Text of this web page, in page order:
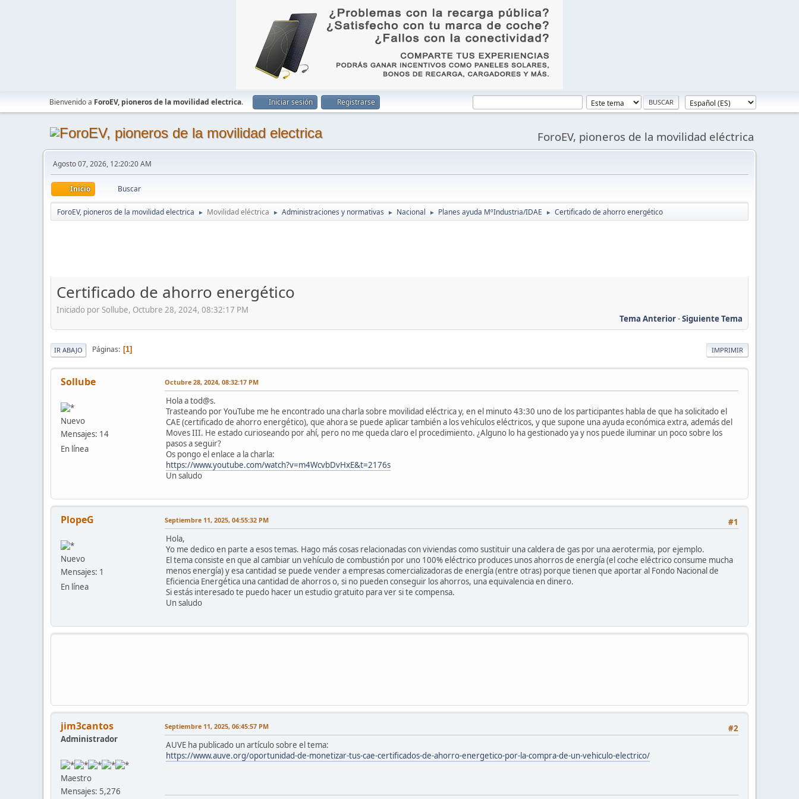
Bienvenido a ForoEV, pioneros de la movilidad electrica. Iniciar sesión Registrarse
ForoEV, pioneros de la movilidad eléctrica
Agosto 07, 2026, 12:20:20 AM
Inicio Buscar
ForoEV, pioneros de la movilidad electrica ► Movilidad eléctrica ► Administraciones y normativas ► Nacional ► Planes ayuda MºIndustria/IDAE ► Certificado de ahorro energético
Certificado de ahorro energético
Iniciado por Sollube, Octubre 28, 2024, 08:32:17 PM
Tema Anterior-Siguiente Tema
IMPRIMIR
IR ABAJO Páginas 1
Sollube
Nuevo
Mensajes: 14
En línea
Octubre 28, 2024, 08:32:17 PM
Hola a tod@s.
Trasteando por YouTube me he encontrado una charla sobre movilidad eléctrica y, en el minuto 43:30 uno de los participantes habla de que ha solicitado el
CAE (certificado de ahorro energético), que ahora se puede aplicar también a los vehículos eléctricos, y que supone una ayuda económica extra, además del
Moves III. He estado curioseando por ahí, pero no me queda claro el procedimiento. ¿Alguno lo ha gestionado ya y nos puede iluminar un poco sobre los
pasos a seguir?
Os pongo el enlace a la charla:
https://www.youtube.com/watch?v=m4WcvbDvHxE&t=2176s
Un saludo
PlopeG
Nuevo
Mensajes: 1
En línea
#1
Septiembre 11, 2025, 04:55:32 PM
Hola,
Yo me dedico en parte a esos temas. Hago más cosas relacionadas con viviendas como sustituir una caldera de gas por una aerotermia, por ejemplo.
El tema consiste en que al cambiar un vehículo de combustión por uno 100% eléctrico produces unos ahorros de energía (el coche eléctrico consume mucha
menos energía) y esa cantidad se puede vender a empresas comercializadoras de energía (entre otras) porque tienen que aportar al Fondo Nacional de
Eficiencia Energética una cantidad de ahorros o, si no pueden conseguir los ahorros, una equivalencia en dinero.
Si estás interesado te puedo hacer un estudio gratuito para ver si te compensa.
Un saludo
jim3cantos
Administrador
Maestro
Mensajes: 5,276
#2
Septiembre 11, 2025, 06:45:57 PM
AUVE ha publicado un artículo sobre el tema:
https://www.auve.org/oportunidad-de-monetizar-tus-cae-certificados-de-ahorro-energetico-por-la-compra-de-un-vehiculo-electrico/